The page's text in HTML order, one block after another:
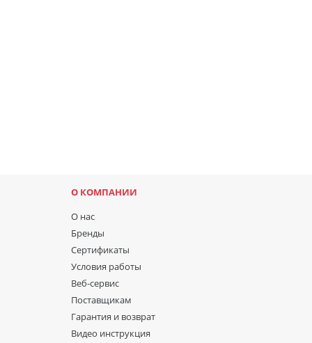
О КОМПАНИИ
О нас
Бренды
Сертификаты
Условия работы
Веб-сервис
Поставщикам
Гарантия и возврат
Видео инструкция